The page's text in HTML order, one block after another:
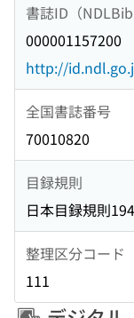
書誌ID（
000001157200
http://
全国書誌番号
70010820
目録規則
日本目録規則
整理区分コード
111